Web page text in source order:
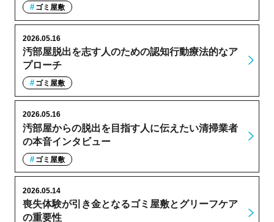
ゴミ屋敷
汚部屋脱出を志す人のための認知行動療法的なア
プローチ
2026.05.16
ゴミ屋敷
汚部屋からの脱出を目指す人に伝えたい清掃業者
の本音インタビュー
2026.05.16
ゴミ屋敷
喪失体験が引き金となるゴミ屋敷とグリーフケア
の重要性
2026.05.14